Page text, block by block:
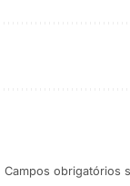
Campos obrigatórios